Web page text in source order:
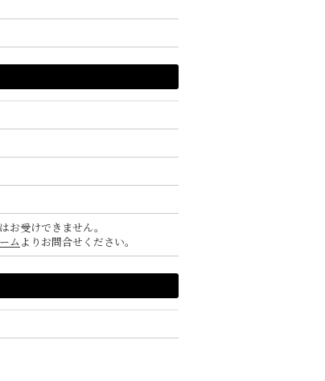
お受けできません。
ム よりお問合せください。